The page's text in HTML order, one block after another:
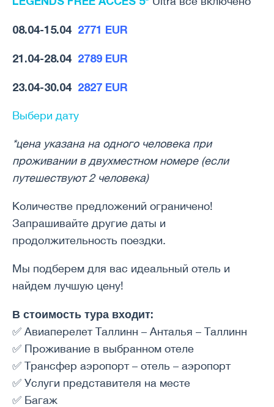
08.04-15.04 2771 EUR
21.04-28.04 2789 EUR
23.04-30.04 2827 EUR
Выбери дату
*цена указана на одного человека при
проживании в двухместном номере (если
путешествуют 2 человека)
Количестве предложений ограничено!
Запрашивайте другие даты и
продолжительность поездки.
Мы подберем для вас идеальный отель и
найдем лучшую цену!
В стоимость тура входит:
✅ Авиаперелет Таллинн – Анталья – Таллинн
✅ Проживание в выбранном отеле
✅ Трансфер аэропорт – отель – аэропорт
✅ Услуги представителя на месте
✅ Багаж